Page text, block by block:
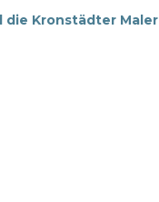
die Kronstädter Maler